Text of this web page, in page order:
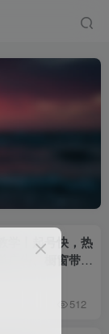
学丨起号快，热
广告、橱窗带
512